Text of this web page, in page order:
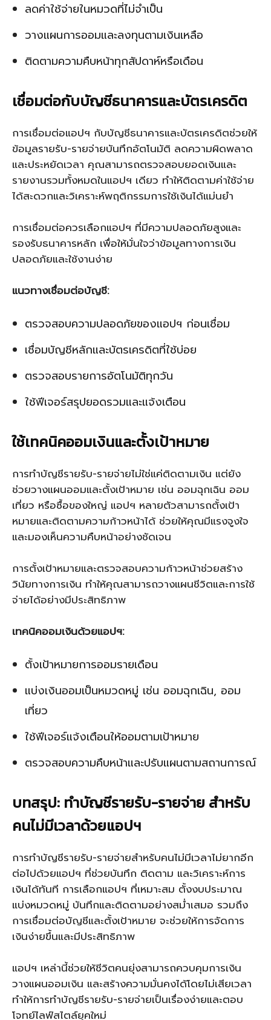
ลดค่าใช้จ่ายในหมวดที่ไม่จำเป็น
วางแผนการออมและลงทุนตามเงินเหลือ
ติดตามความคืบหน้าทุกสัปดาห์หรือเดือน
เชื่อมต่อกับบัญชีธนาคารและบัตรเครดิต
การเชื่อมต่อแอปฯ กับบัญชีธนาคารและบัตรเครดิตช่วยให้
ข้อมูลรายรับ-รายจ่ายบันทึกอัตโนมัติ ลดความผิดพลาด
และประหยัดเวลา คุณสามารถตรวจสอบยอดเงินและ
รายงานรวมทั้งหมดในแอปฯ เดียว ทำให้ติดตามค่าใช้จ่าย
ได้สะดวกและวิเคราะห์พฤติกรรมการใช้เงินได้แม่นยำ
การเชื่อมต่อควรเลือกแอปฯ ที่มีความปลอดภัยสูงและ
รองรับธนาคารหลัก เพื่อให้มั่นใจว่าข้อมูลทางการเงิน
ปลอดภัยและใช้งานง่าย
แนวทางเชื่อมต่อบัญชี:
ตรวจสอบความปลอดภัยของแอปฯ ก่อนเชื่อม
เชื่อมบัญชีหลักและบัตรเครดิตที่ใช้บ่อย
ตรวจสอบรายการอัตโนมัติทุกวัน
ใช้ฟีเจอร์สรุปยอดรวมและแจ้งเตือน
ใช้เทคนิคออมเงินและตั้งเป้าหมาย
การทำบัญชีรายรับ-รายจ่ายไม่ใช่แค่ติดตามเงิน แต่ยัง
ช่วยวางแผนออมและตั้งเป้าหมาย เช่น ออมฉุกเฉิน ออม
เที่ยว หรือซื้อของใหญ่ แอปฯ หลายตัวสามารถตั้งเป้า
หมายและติดตามความก้าวหน้าได้ ช่วยให้คุณมีแรงจูงใจ
และมองเห็นความคืบหน้าอย่างชัดเจน
การตั้งเป้าหมายและตรวจสอบความก้าวหน้าช่วยสร้าง
วินัยทางการเงิน ทำให้คุณสามารถวางแผนชีวิตและการใช้
จ่ายได้อย่างมีประสิทธิภาพ
เทคนิคออมเงินด้วยแอปฯ:
ตั้งเป้าหมายการออมรายเดือน
แบ่งเงินออมเป็นหมวดหมู่ เช่น ออมฉุกเฉิน, ออม
เที่ยว
ใช้ฟีเจอร์แจ้งเตือนให้ออมตามเป้าหมาย
ตรวจสอบความคืบหน้าและปรับแผนตามสถานการณ์
บทสรุป: ทำบัญชีรายรับ-รายจ่าย สำหรับ
คนไม่มีเวลาด้วยแอปฯ
การทำบัญชีรายรับ-รายจ่ายสำหรับคนไม่มีเวลาไม่ยากอีก
ต่อไปด้วยแอปฯ ที่ช่วยบันทึก ติดตาม และวิเคราะห์การ
เงินได้ทันที การเลือกแอปฯ ที่เหมาะสม ตั้งงบประมาณ
แบ่งหมวดหมู่ บันทึกและติดตามอย่างสม่ำเสมอ รวมถึง
การเชื่อมต่อบัญชีและตั้งเป้าหมาย จะช่วยให้การจัดการ
เงินง่ายขึ้นและมีประสิทธิภาพ
แอปฯ เหล่านี้ช่วยให้ชีวิตคนยุ่งสามารถควบคุมการเงิน
วางแผนออมเงิน และสร้างความมั่นคงได้โดยไม่เสียเวลา
ทำให้การทำบัญชีรายรับ-รายจ่ายเป็นเรื่องง่ายและตอบ
โจทย์ไลฟ์สไตล์ยุคใหม่